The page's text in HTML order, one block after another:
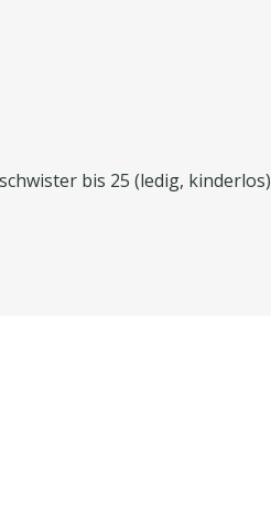
bis 25 (ledig, kinderlos)